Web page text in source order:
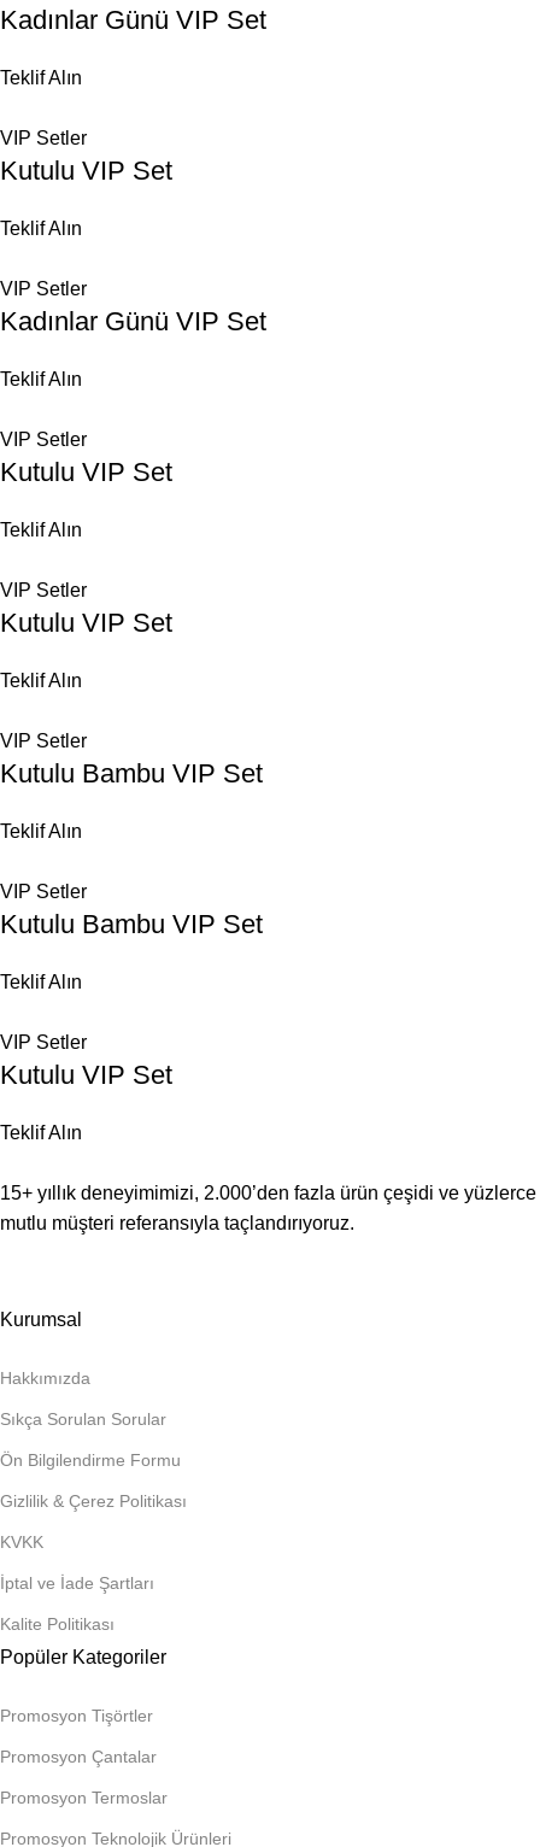
Kadınlar Günü VIP Set
Teklif Alın
VIP Setler
Kutulu VIP Set
Teklif Alın
VIP Setler
Kadınlar Günü VIP Set
Teklif Alın
VIP Setler
Kutulu VIP Set
Teklif Alın
VIP Setler
Kutulu VIP Set
Teklif Alın
VIP Setler
Kutulu Bambu VIP Set
Teklif Alın
VIP Setler
Kutulu Bambu VIP Set
Teklif Alın
VIP Setler
Kutulu VIP Set
Teklif Alın
15+ yıllık deneyimimizi, 2.000’den fazla ürün çeşidi ve yüzlerce
mutlu müşteri referansıyla taçlandırıyoruz.
Kurumsal
Hakkımızda
Sıkça Sorulan Sorular
Ön Bilgilendirme Formu
Gizlilik & Çerez Politikası
KVKK
İptal ve İade Şartları
Kalite Politikası
Popüler Kategoriler
Promosyon Tişörtler
Promosyon Çantalar
Promosyon Termoslar
Promosyon Teknolojik Ürünleri